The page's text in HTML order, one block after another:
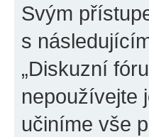
Svým
s
„Diskuzní
nepoužívejte
učiníme vše